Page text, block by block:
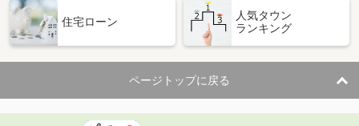
住宅ローン
人気タウン
ランキング
ページトップに戻る